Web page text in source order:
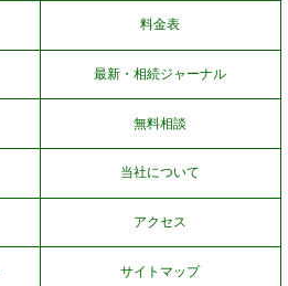
料金表
最新・相続ジャーナル
無料相談
当社について
アクセス
サイトマップ